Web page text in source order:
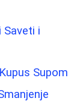
Saveti i
Supom